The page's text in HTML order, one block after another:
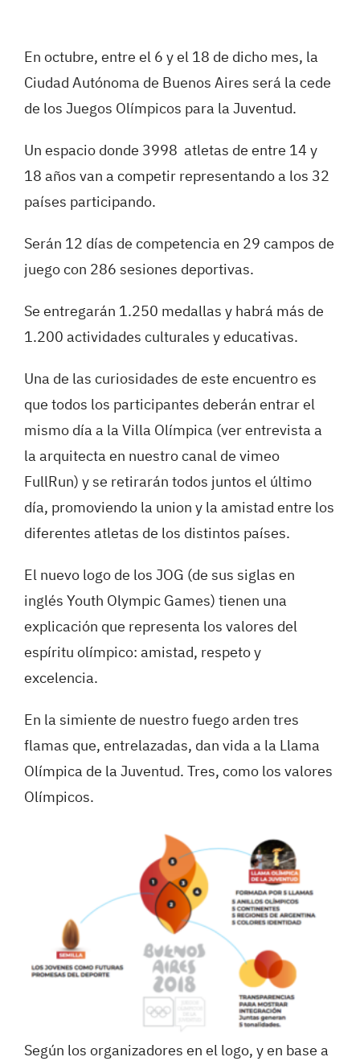
En octubre, entre el 6 y el 18 de dicho mes, la
Ciudad Autónoma de Buenos Aires será la cede
de los Juegos Olímpicos para la Juventud.
Un espacio donde 3998 atletas de entre 14 y
18 años van a competir representando a los 32
países participando.
Serán 12 días de competencia en 29 campos de
juego con 286 sesiones deportivas.
Se entregarán 1.250 medallas y habrá más de
1.200 actividades culturales y educativas.
Una de las curiosidades de este encuentro es
que todos los participantes deberán entrar el
mismo día a la Villa Olímpica (ver entrevista a
la arquitecta en nuestro canal de vimeo
FullRun) y se retirarán todos juntos el último
día, promoviendo la union y la amistad entre los
diferentes atletas de los distintos países.
El nuevo logo de los JOG (de sus siglas en
inglés Youth Olympic Games) tienen una
explicación que representa los valores del
espíritu olímpico: amistad, respeto y
excelencia.
En la simiente de nuestro fuego arden tres
flamas que, entrelazadas, dan vida a la Llama
Olímpica de la Juventud. Tres, como los valores
Olímpicos.
Según los organizadores en el logo, y en base a